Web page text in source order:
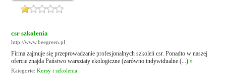
csr szkolenia
http://www.beegreen.pl
Firma zajmuje się przeprowadzanie profesjonalnych szkoleń csr. Ponadto w naszej
ofercie znajda Państwo warsztaty ekologiczne (zarówno indywidualne (...)»
Kategorie:Kursy i szkolenia